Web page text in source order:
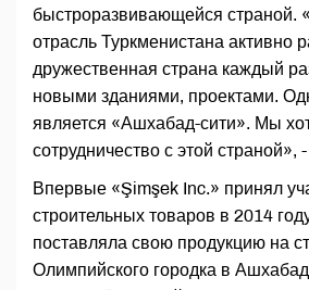
быстроразвивающейся страной.
отрасль Туркменистана активно
дружественная страна каждый
новыми зданиями, проектами.
является «Ашхабад-сити». Мы
сотрудничество с этой страной», -
Впервые «Şimşek Inc.» принял
строительных товаров в 2014
поставляла свою продукцию на
Олимпийского городка в